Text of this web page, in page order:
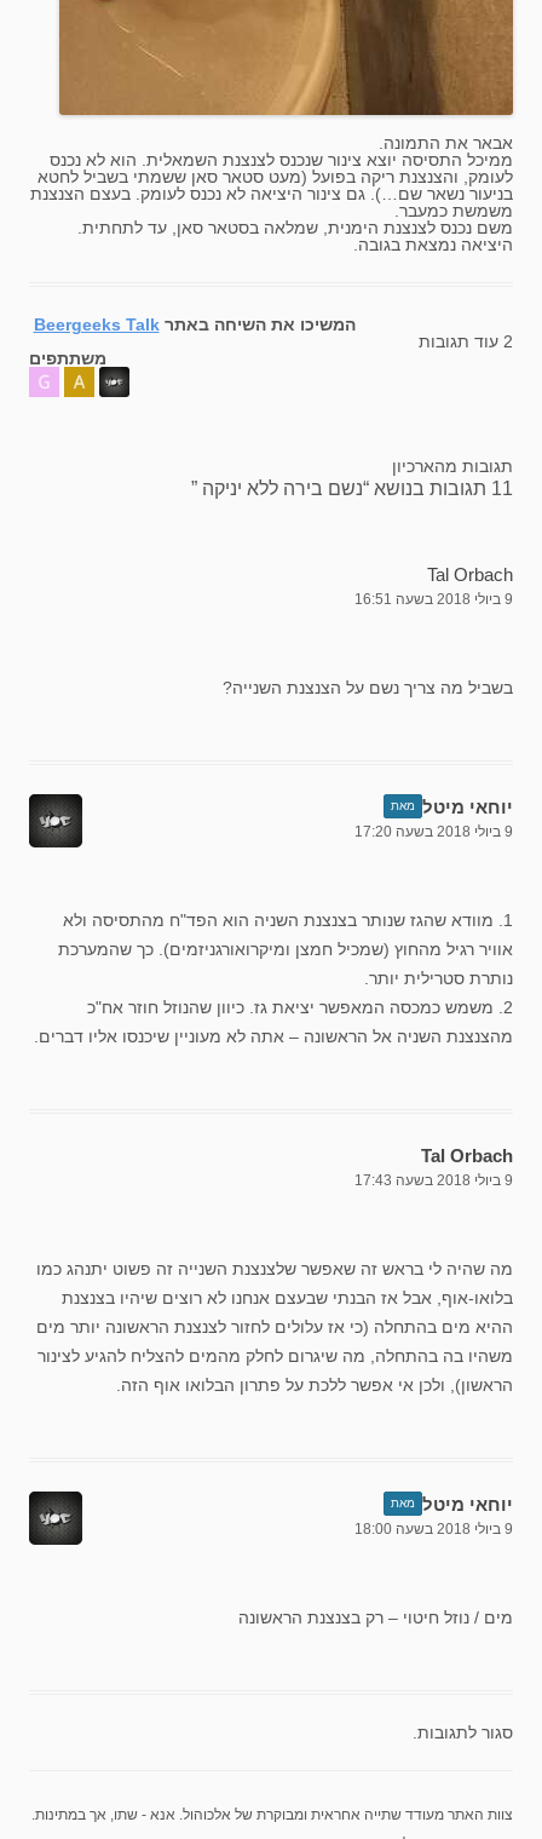
אבאר את התמונה.
ממיכל התסיסה יוצא צינור שנכנס לצנצנת השמאלית. הוא לא נכנס
לעומק, והצנצנת ריקה בפועל (מעט סטאר סאן ששמתי בשביל לחטא
בניעור נשאר שם…). גם צינור היציאה לא נכנס לעומק. בעצם הצנצנת
משמשת כמעבר.
משם נכנס לצנצנת הימנית, שמלאה בסטאר סאן, עד לתחתית.
היציאה נמצאת בגובה.
המשיכו את השיחה באתרBeergeeks Talk
2 עוד תגובות
משתתפים
תגובות מהארכיון
11 תגובות בנושא “ נשם בירה ללא יניקה ”
Tal Orbach
9 ביולי 2018 בשעה 16:51
בשביל מה צריך נשם על הצנצנת השנייה?
יוחאי מיטל מאת
9 ביולי 2018 בשעה 17:20
1. מוודא שהגז שנותר בצנצנת השניה הוא הפד"ח מהתסיסה ולא
אוויר רגיל מהחוץ (שמכיל חמצן ומיקרואורגניזמים). כך שהמערכת
נותרת סטרילית יותר.
2. משמש כמכסה המאפשר יציאת גז. כיוון שהנוזל חוזר אח"כ
מהצנצנת השניה אל הראשונה – אתה לא מעוניין שיכנסו אליו דברים.
Tal Orbach
9 ביולי 2018 בשעה 17:43
מה שהיה לי בראש זה שאפשר שלצנצנת השנייה זה פשוט יתנהג כמו
בלואו-אוף, אבל אז הבנתי שבעצם אנחנו לא רוצים שיהיו בצנצנת
ההיא מים בהתחלה (כי אז עלולים לחזור לצנצנת הראשונה יותר מים
משהיו בה בהתחלה, מה שיגרום לחלק מהמים להצליח להגיע לצינור
הראשון), ולכן אי אפשר ללכת על פתרון הבלואו אוף הזה.
יוחאי מיטל מאת
9 ביולי 2018 בשעה 18:00
מים / נוזל חיטוי – רק בצנצנת הראשונה
סגור לתגובות.
צוות האתר מעודד שתייה אחראית ומבוקרת של אלכוהול. אנא - שתו, אך במתינות.